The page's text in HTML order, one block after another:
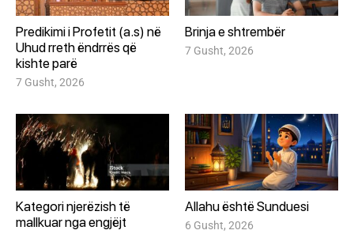
Predikimi i Profetit (a.s) në
Uhud rreth ëndrrës që
kishte parë
7 Gusht, 2026
Brinja e shtrembër
7 Gusht, 2026
Kategori njerëzish të
mallkuar nga engjëjt
Allahu është Sunduesi
6 Gusht, 2026